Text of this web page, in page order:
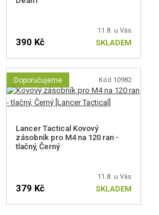
11.8. u Vás
390 Kč SKLADEM
Doporučujeme Kód 10982
Lancer Tactical Kovový
zásobník pro M4 na 120 ran -
tlačný, Černý
11.8. u Vás
379 Kč SKLADEM